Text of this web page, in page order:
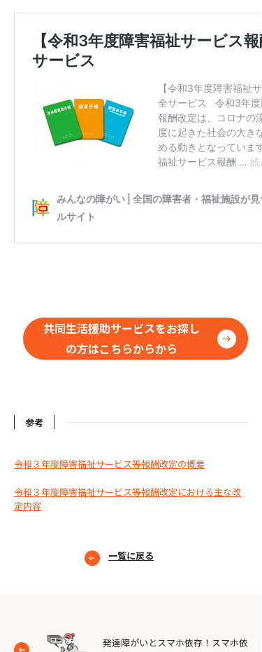
共同生活援助サービスをお探し
の方はこちらからから
参考
令和３年度障害福祉サービス等報酬改定の概要
令和３年度障害福祉サービス等報酬改定における主な改
定内容
一覧に戻る
発達障がいとスマホ依存！スマホ依